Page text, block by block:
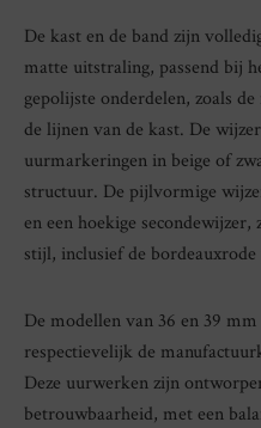
De kast en de band zijn
matte uitstraling, passend bij
gepolijste onderdelen, zoals
de lijnen van de kast. De
uurmarkeringen in beige of
structuur. De pijlvormige
en een hoekige
stijl, inclusief de
De modellen van 36 en 39
respectievelijk de
Deze uurwerken zijn
betrouwbaarheid, met een